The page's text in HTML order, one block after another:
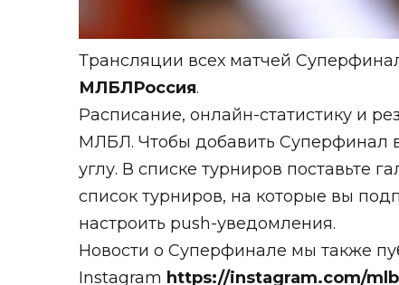
Трансляции всех матчей
МЛБЛРоссия.
Расписание, онлайн-статистику и
МЛБЛ. Чтобы добавить Суперфинал
углу. В списке турниров поставьте
список турниров, на которые вы
настроить push-уведомления.
Новости о Суперфинале мы также
Instagram https://instagram.com/